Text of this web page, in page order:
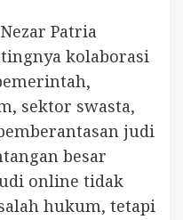
Patria
kolaborasi
sektor swasta,
judi
besar
online tidak
hukum, tetapi